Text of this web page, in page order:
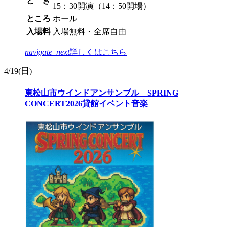
15：30開演（14：50開場）
ところ ホール
入場料 入場無料・全席自由
navigate_next詳しくはこちら
4/19(日)
東松山市ウインドアンサンブル SPRING
CONCERT2026貸館イベント音楽